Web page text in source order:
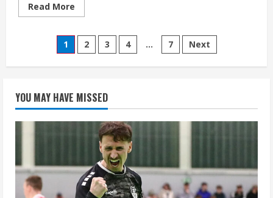
Read More
more
22.10
26.10.2025
Seitennummerierung
der
Beiträge
1 2 3 4 … 7 Next
YOU MAY HAVE MISSED